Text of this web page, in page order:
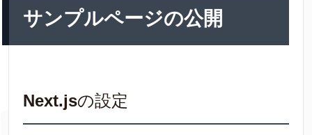
サンプルページの公開
Next.jsの設定